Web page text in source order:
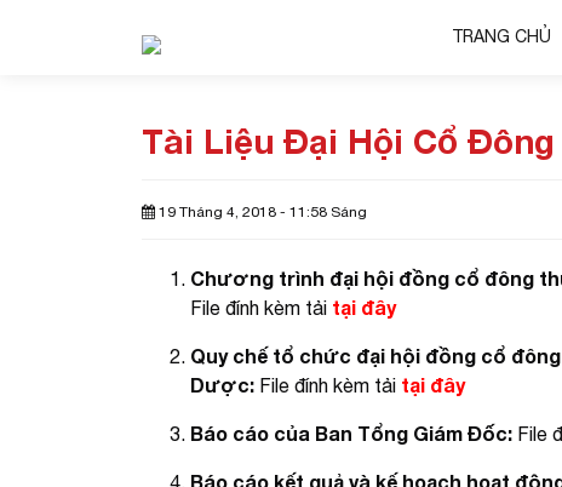
TRANG CHỦ
Tài Liệu Đại Hội Cổ
19 Tháng 4, 2018 - 11:58 Sáng
Chương trình đại hội đồng cổ đông
File đính kèm tải tại đây
Quy chế tổ chức đại hội đồng cổ
Dược: File đính kèm tải tại đây
Báo cáo của Ban Tổng Giám Đốc: File
Báo cáo kết quả và kế hoạch hoạt